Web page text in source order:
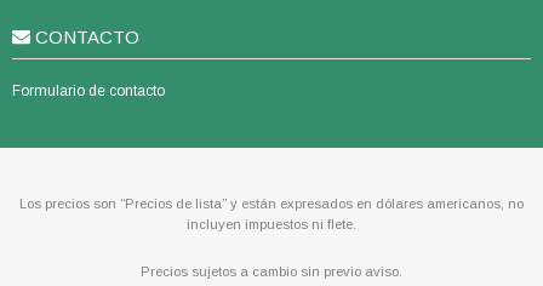
CONTACTO
Formulario de contacto
Los precios son “Precios de lista” y están expresados en dólares americanos, no
incluyen impuestos ni flete.
Precios sujetos a cambio sin previo aviso.